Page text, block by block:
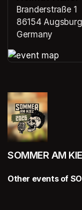
Branderstraße 1
86154 Augsburg
Germany
SOMMER AM
Other events of